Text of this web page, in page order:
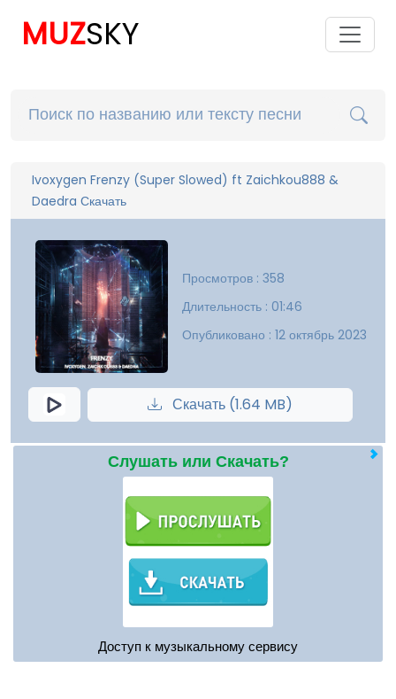
MUZSKY
Ivoxygen Frenzy (Super Slowed) ft Zaichkou888 &
Daedra Скачать
Просмотров : 358
Длительность : 01:46
Опубликовано : 12 октябрь 2023
Скачать (1.64 MB)
Слушать или Скачать?
Доступ к музыкальному сервису